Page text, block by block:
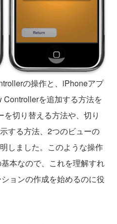
の操作と、iPhoneアプ
Controllerを追加する方法を
切り替える方法や、切り
する方法、2つのビューの
しました。このような操作
本なので、これを理解すれ
ョンの作成を始めるのに役